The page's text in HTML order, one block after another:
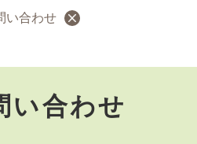
い合わせ
い合わせ